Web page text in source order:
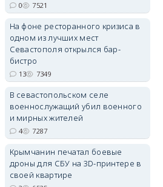
0 7521
На фоне ресторанного кризиса в
одном из лучших мест
Севастополя открылся бар-
бистро
13 7349
В севастопольском селе
военнослужащий убил военного
и мирных жителей
4 7287
Крымчанин печатал боевые
дроны для СБУ на 3D-принтере в
своей квартире